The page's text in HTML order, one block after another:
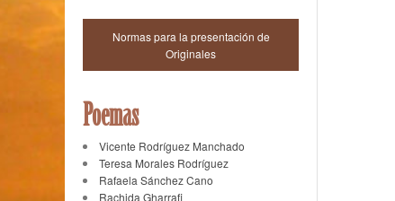
Normas para la presentación de
Originales
Poemas
Vicente Rodríguez Manchado
Teresa Morales Rodríguez
Rafaela Sánchez Cano
Rachida Gharrafi